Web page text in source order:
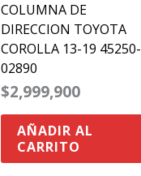
COLUMNA DE
DIRECCION TOYOTA
COROLLA 13-19 45250-
02890
$2,999,900
AÑADIR AL
CARRITO